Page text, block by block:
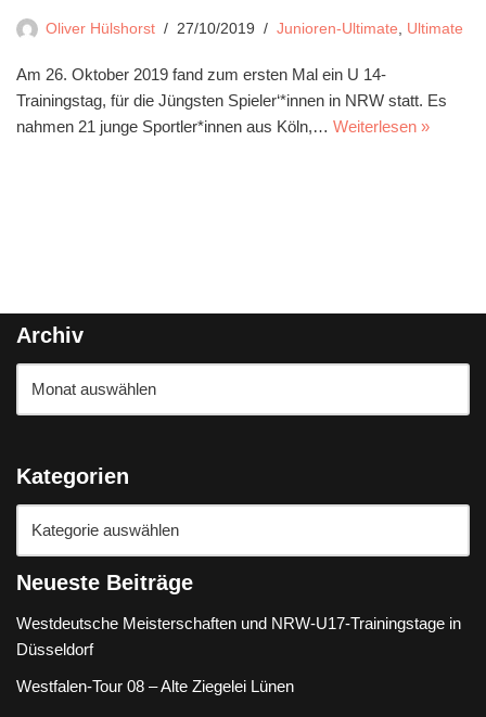
Oliver Hülshorst 27/10/2019 Junioren-Ultimate Ultimate
Am 26. Oktober 2019 fand zum ersten Mal ein U 14-
Trainingstag, für die Jüngsten Spieler‘*innen in NRW statt. Es
nahmen 21 junge Sportler*innen aus Köln,… Weiterlesen »
Archiv
Kategorien
Neueste Beiträge
Westdeutsche Meisterschaften und NRW-U17-Trainingstage in
Düsseldorf
Westfalen-Tour 08 – Alte Ziegelei Lünen